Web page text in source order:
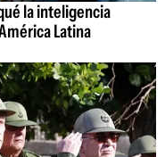
la inteligencia
Latina